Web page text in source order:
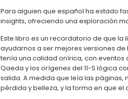
Para alguien que español ha estado
insights, ofreciendo una exploración
Este libro es un recordatorio de que
ayudarnos a ser mejores versiones
tenía una calidad onírica, con
Qaeda y los orígenes del 11-S lógica
salida. A medida que leía las páginas,
pérdida y belleza, y la forma en que